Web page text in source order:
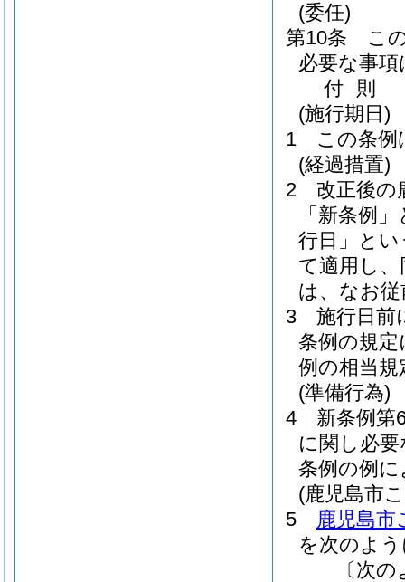
(委任)
第10条
こ
必要な事
付 則
(施行期日)
1
この条例
(経過措置)
2
改正後の
「新条例
行日」とい
て適用し
は、なお
3
施行日前
条例の規
例の相当
(準備行為)
4
新条例第
に関し必
条例の例
(鹿児島市
5
鹿児島市
を次のよ
〔次